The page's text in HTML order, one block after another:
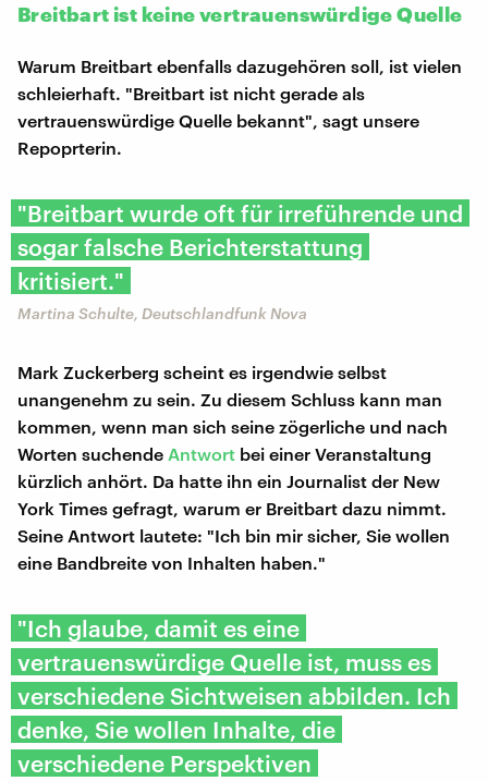
Breitbart ist keine vertrauenswürdige Quelle
Warum Breitbart ebenfalls dazugehören soll, ist vielen
schleierhaft. "Breitbart ist nicht gerade als
vertrauenswürdige Quelle bekannt", sagt unsere
Repoprterin.
"Breitbart wurde oft für irreführende und
sogar falsche Berichterstattung
kritisiert."
Martina Schulte, Deutschlandfunk Nova
Mark Zuckerberg scheint es irgendwie selbst
unangenehm zu sein. Zu diesem Schluss kann man
kommen, wenn man sich seine zögerliche und nach
Worten suchende Antwort bei einer Veranstaltung
kürzlich anhört. Da hatte ihn ein Journalist der New
York Times gefragt, warum er Breitbart dazu nimmt.
Seine Antwort lautete: "Ich bin mir sicher, Sie wollen
eine Bandbreite von Inhalten haben."
"Ich glaube, damit es eine
vertrauenswürdige Quelle ist, muss es
verschiedene Sichtweisen abbilden. Ich
denke, Sie wollen Inhalte, die
verschiedene Perspektiven